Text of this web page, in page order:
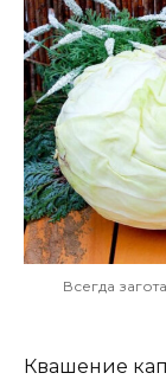
Всегда
Квашение